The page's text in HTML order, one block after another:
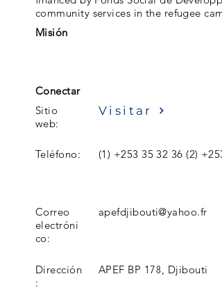
community services in the refugee
Misión
Conectar
Sitio
web:
Visitar
Teléfono: (1) +253 35 32 36 (2)
Correo
electróni
co:
apefdjibouti@yahoo.fr
Dirección
:
APEF BP 178, Djibouti